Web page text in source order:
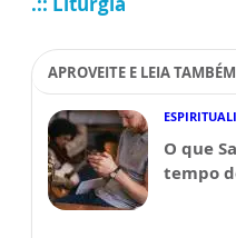
APROVEITE E LEIA TAMBÉM
O que
tempo